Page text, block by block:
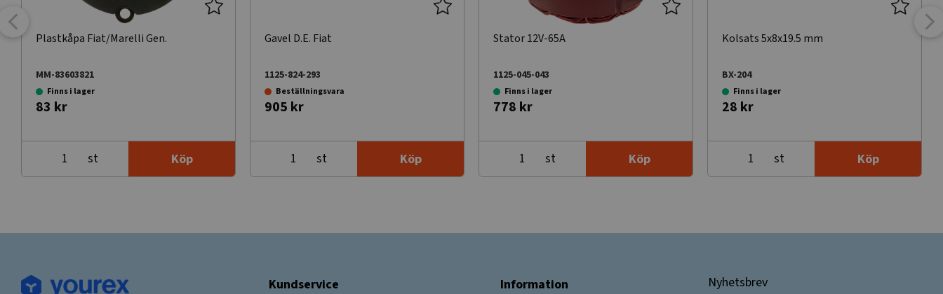
Plastkåpa Fiat/Marelli Gen.
MM-83603821
Finns i lager
83 kr
st Köp
Gavel D.E. Fiat
1125-824-293
Beställningsvara
905 kr
st Köp
Stator 12V-65A
1125-045-043
Finns i lager
778 kr
st Köp
Kolsats 5x8x19.5 mm
BX-204
Finns i lager
28 kr
st Köp
Kundservice Information Nyhetsbrev